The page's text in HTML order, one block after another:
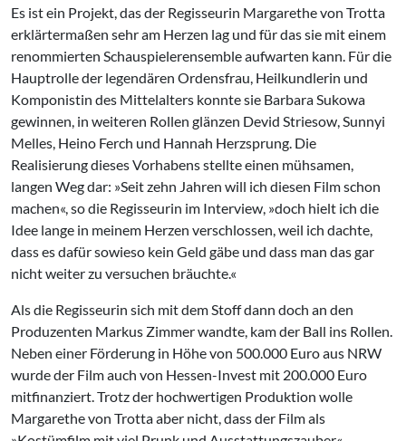
Es ist ein Projekt, das der Regisseurin Margarethe von Trotta
erklärtermaßen sehr am Herzen lag und für das sie mit einem
renommierten Schauspielerensemble aufwarten kann. Für die
Hauptrolle der legendären Ordensfrau, Heilkundlerin und
Komponistin des Mittelalters konnte sie Barbara Sukowa
gewinnen, in weiteren Rollen glänzen Devid Striesow, Sunnyi
Melles, Heino Ferch und Hannah Herzsprung. Die
Realisierung dieses Vorhabens stellte einen mühsamen,
langen Weg dar: »Seit zehn Jahren will ich diesen Film schon
machen«, so die Regisseurin im Interview, »doch hielt ich die
Idee lange in meinem Herzen verschlossen, weil ich dachte,
dass es dafür sowieso kein Geld gäbe und dass man das gar
nicht weiter zu versuchen bräuchte.«
Als die Regisseurin sich mit dem Stoff dann doch an den
Produzenten Markus Zimmer wandte, kam der Ball ins Rollen.
Neben einer Förderung in Höhe von 500.000 Euro aus NRW
wurde der Film auch von Hessen-Invest mit 200.000 Euro
mitfinanziert. Trotz der hochwertigen Produktion wolle
Margarethe von Trotta aber nicht, dass der Film als